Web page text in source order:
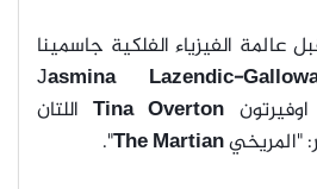
عالمة الفيزياء الفلكية جاسمينا
asmina Lazendic-
Tina Overtonاللتان
"المريخيThe Martian
".